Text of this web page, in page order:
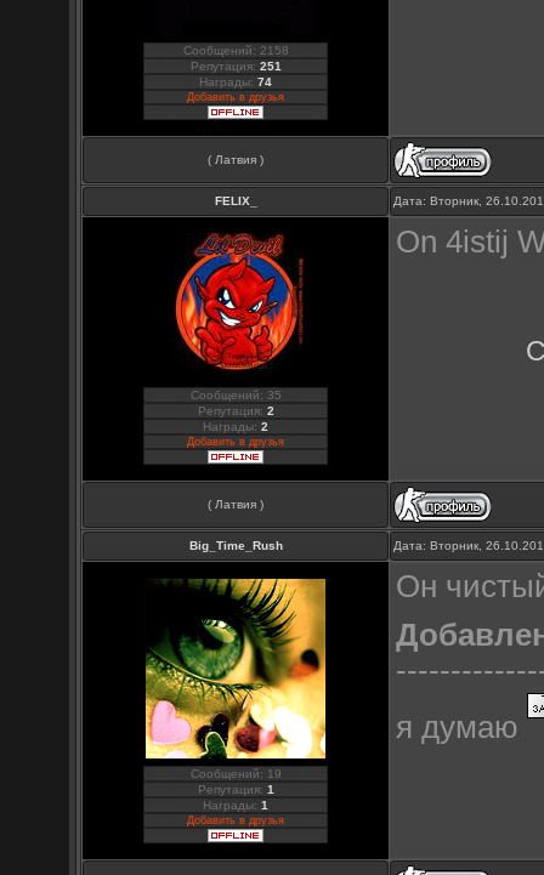
Сообщений: 2158
Репутация: 251
Награды:74
Добавить в друзья
( Латвия )
FELIX_ Дата: Вторник,
Сообщений: 35
Репутация: 2
Награды:2
Добавить в друзья
On 4istij
( Латвия )
Big_Time_Rush Дата: Вторник,
Сообщений: 19
Репутация: 1
Награды:1
Добавить в друзья
Он
я думаю